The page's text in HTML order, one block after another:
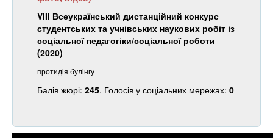
реєстрація
VIII Всеукраїнський дистанційний конкурс
студентських та учнівських наукових робіт із
соціальної педагогіки/соціальної роботи
(2020)
протидія булінгу
Балів жюрі: 245. Голосів у соціальних мережах: 0